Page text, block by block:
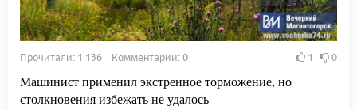
Прочитали: 1 136 Комментарии: 0 1 0
Машинист применил экстренное торможение, но
столкновения избежать не удалось